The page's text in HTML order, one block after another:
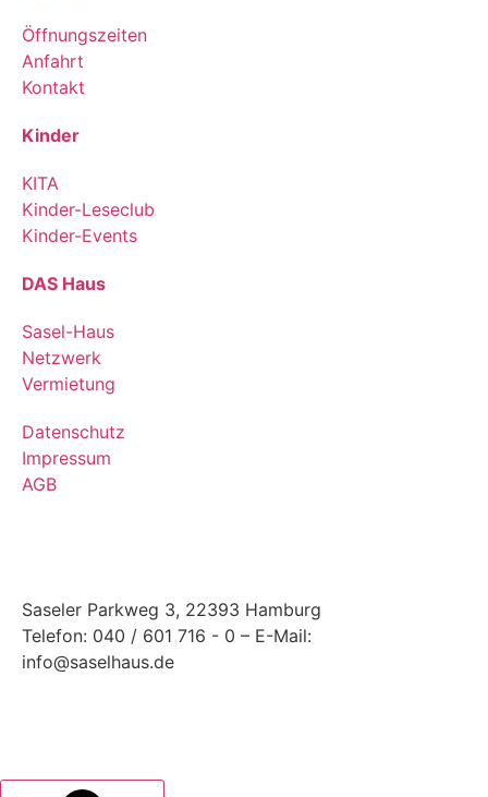
Öffnungszeiten
Anfahrt
Kontakt
Kinder
KITA
Kinder-Leseclub
Kinder-Events
DAS Haus
Sasel-Haus
Netzwerk
Vermietung
Datenschutz
Impressum
AGB
Saseler Parkweg 3, 22393 Hamburg
Telefon: 040 / 601 716 - 0 – E-Mail:
info@saselhaus.de